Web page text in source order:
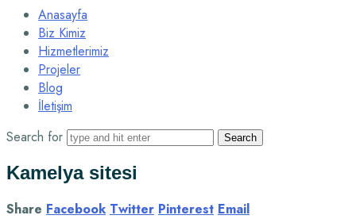
Anasayfa
Biz Kimiz
Hizmetlerimiz
Projeler
Blog
İletişim
Search for
Kamelya sitesi
Share Facebook Twitter Pinterest Email